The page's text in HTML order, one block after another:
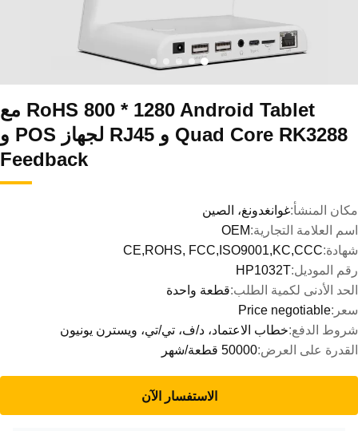
RoHS 800 * 1280 Android Tablet مع
Quad Core RK3288 و RJ45 لجهاز POS و
Feedback
مكان المنشأ:غوانغدونغ، الصين
اسم العلامة التجارية:OEM
شهادة:CE,ROHS, FCC,ISO9001,KC,CCC
رقم الموديل:HP1032T
الحد الأدنى لكمية الطلب:قطعة واحدة
سعر:Price negotiable
شروط الدفع:خطاب الاعتماد، د/ف، تي/تي، ويسترن يونيون
القدرة على العرض:50000 قطعة/شهر
الاستفسار الآن